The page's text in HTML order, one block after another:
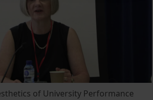
of University Performance